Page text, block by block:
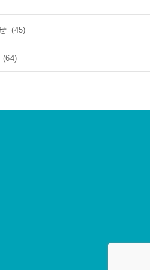
(45)
(64)